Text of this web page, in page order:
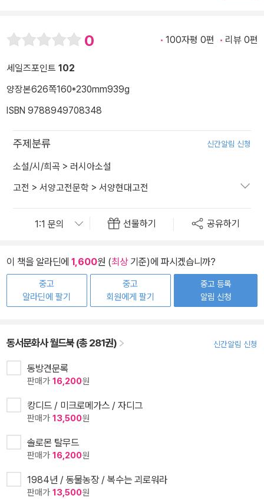
0 100자평 0편 리뷰 0편
세일즈포인트 102
양장본626쪽160*230mm939g
ISBN 9788949708348
주제분류 신간알림 신청
소설/시/희곡 > 러시아소설
고전 > 서양고전문학 > 서양현대고전
선물하기 공유하기
이 책을 알라딘에 1,600원 (최상기준)에 파시겠습니까?
중고
알라딘에 팔기
중고
회원에게 팔기
중고 등록
알림 신청
동서문화사 월드북 (총 281권) 신간알림 신청
동방견문록
판매가 16,200원
캉디드 / 미크로메가스 / 자디그
판매가 13,500원
솔로몬 탈무드
판매가 16,200원
1984년 / 동물농장 / 복수는 괴로워라
판매가 13,500원